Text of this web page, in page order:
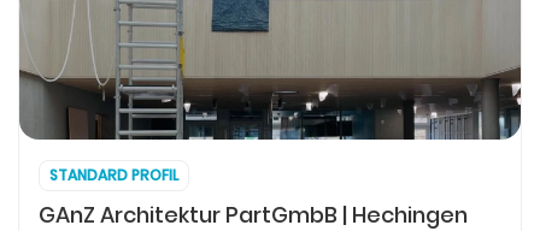
STANDARD PROFIL
GAnZ Architektur PartGmbB | Hechingen